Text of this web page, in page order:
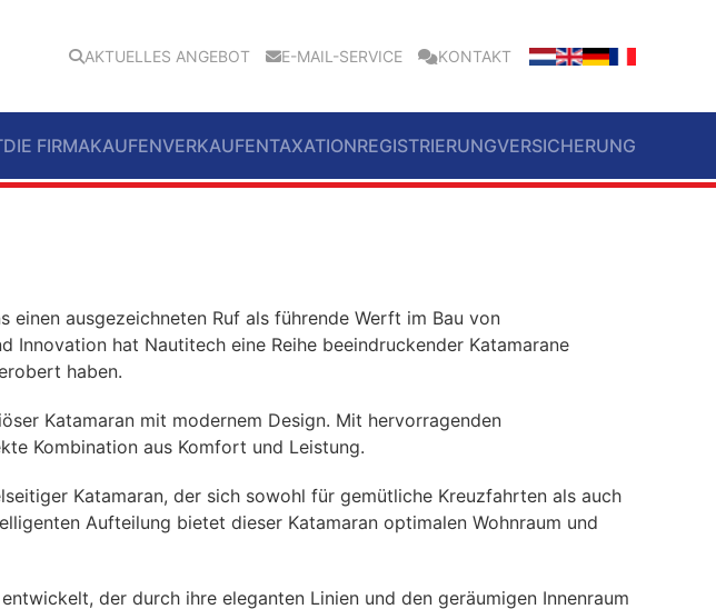
AKTUELLES ANGEBOT E-MAIL-SERVICE KONTAKT
DIE FIRMAKAUFENVERKAUFENTAXATIONREGISTRIERUNGVERSICHERUNG
ausgezeichneten Ruf als führende Werft im Bau von
Innovation hat Nautitech eine Reihe beeindruckender Katamarane
haben.
Katamaran mit modernem Design. Mit hervorragenden
Kombination aus Komfort und Leistung.
Katamaran, der sich sowohl für gemütliche Kreuzfahrten als auch
Aufteilung bietet dieser Katamaran optimalen Wohnraum und
der durch ihre eleganten Linien und den geräumigen Innenraum